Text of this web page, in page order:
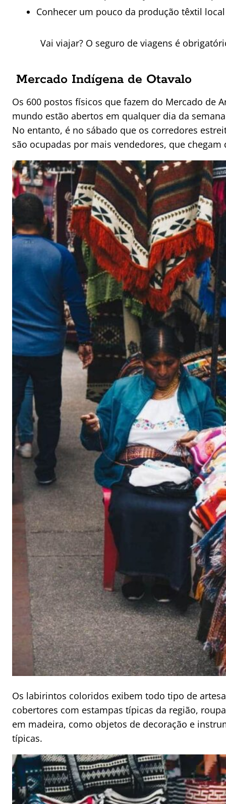
Conhecer um pouco da produção têxtil
Vai viajar? O seguro de viagens é
Mercado Indígena de Otavalo
Os 600 postos físicos que fazem do Mercado de
mundo estão abertos em qualquer dia da
No entanto, é no sábado que os corredores
são ocupadas por mais vendedores, que chegam
Os labirintos coloridos exibem todo tipo de
cobertores com estampas típicas da região,
em madeira, como objetos de decoração e
típicas.